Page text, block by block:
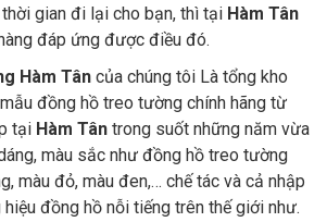
gian đi lại cho bạn, thì tại Hàm Tân
đáp ứng được điều đó.
Hàm Tân của chúng tôi Là tổng kho
đồng hồ treo tường chính hãng từ
tại Hàm Tân trong suốt những năm vừa
màu sắc như đồng hồ treo tường
màu đỏ, màu đen,… chế tác và cả nhập
đồng hồ nỗi tiếng trên thế giới như.